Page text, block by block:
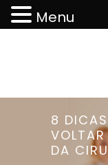
8
DA
Menu